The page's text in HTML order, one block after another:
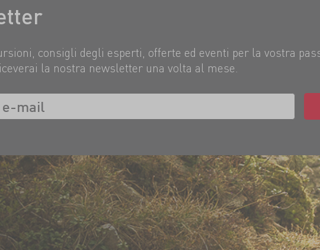
consigli degli esperti, offerte ed eventi per la vostra
la nostra newsletter una volta al mese.